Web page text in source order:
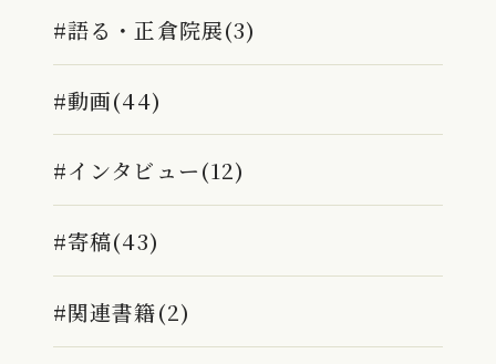
#語る・正倉院展(3)
#動画(44)
#インタビュー(12)
#寄稿(43)
#関連書籍(2)